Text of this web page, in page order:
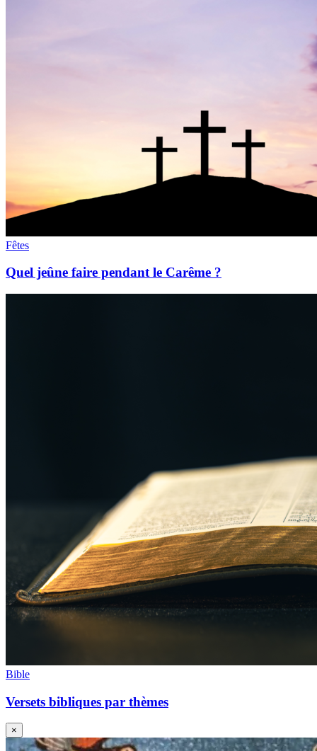
Fêtes
Quel jeûne faire pendant le Carême ?
Bible
Versets bibliques par thèmes
×